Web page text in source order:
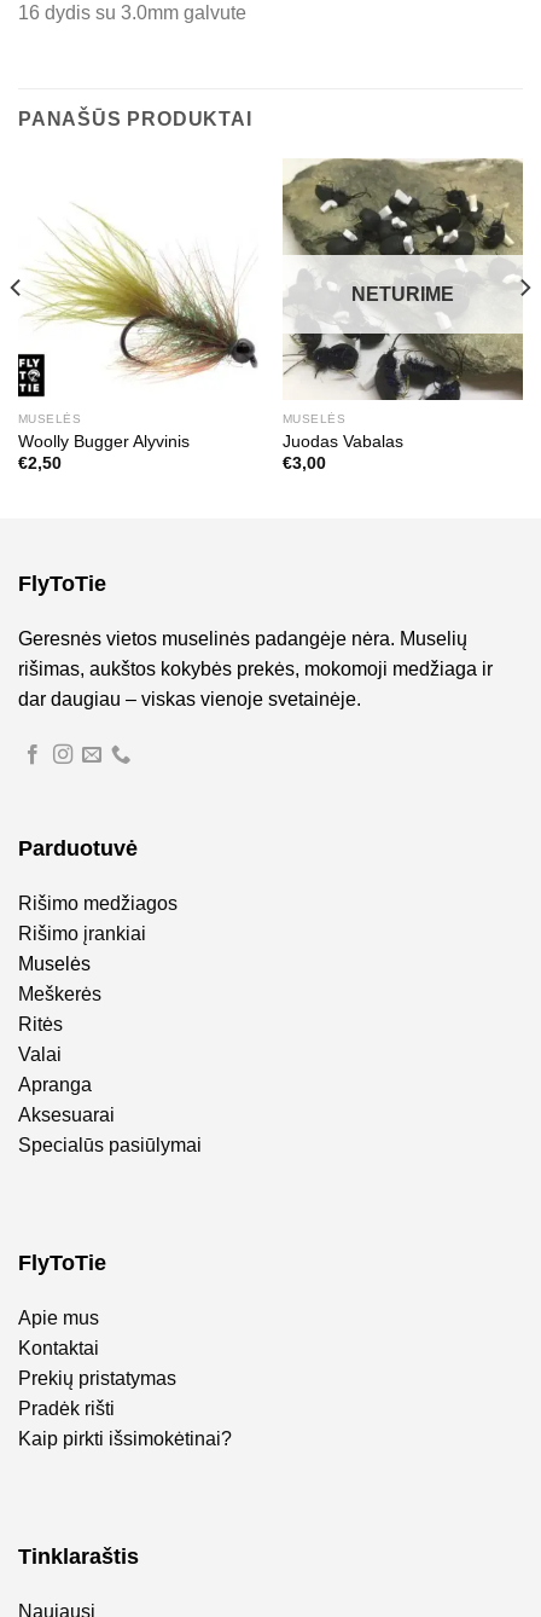
16 dydis su 3.0mm galvute
PANAŠŪS PRODUKTAI
MUSELĖS
Woolly Bugger Alyvinis
€2,50
NETURIME
MUSELĖS
Juodas Vabalas
€3,00
FlyToTie
Geresnės vietos muselinės padangėje nėra. Muselių
rišimas, aukštos kokybės prekės, mokomoji medžiaga ir
dar daugiau – viskas vienoje svetainėje.
Parduotuvė
Rišimo medžiagos
Rišimo įrankiai
Muselės
Meškerės
Ritės
Valai
Apranga
Aksesuarai
Specialūs pasiūlymai
FlyToTie
Apie mus
Kontaktai
Prekių pristatymas
Pradėk rišti
Kaip pirkti išsimokėtinai?
Tinklaraštis
Naujausi